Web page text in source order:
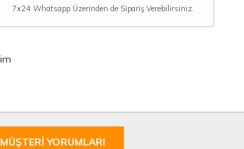
7x24 Whatsapp Üzerinden de Sipariş Verebilirsiniz.
MÜŞTERİ YORUMLARI